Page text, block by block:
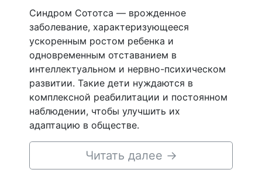
Синдром Сототса — врожденное
заболевание, характеризующееся
ускоренным ростом ребенка и
одновременным отставанием в
интеллектуальном и нервно-психическом
развитии. Такие дети нуждаются в
комплексной реабилитации и постоянном
наблюдении, чтобы улучшить их
адаптацию в обществе.
Читать далее →